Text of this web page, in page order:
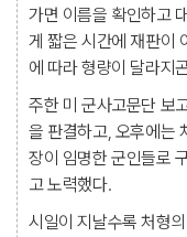
가면 이름을 확인하고
게 짧은 시간에 재판이
에 따라 형량이 달라지
주한 미 군사고문단 보
을 판결하고, 오후에는
장이 임명한 군인들로
고 노력했다.
시일이 지날수록 처형